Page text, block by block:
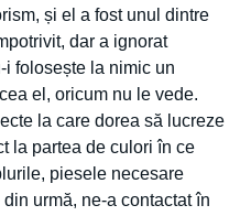
și el a fost unul dintre
dar a ignorat
folosește la nimic un
el, oricum nu le vede.
la care dorea să lucreze
la partea de culori în ce
piesele necesare
urmă, ne-a contactat în